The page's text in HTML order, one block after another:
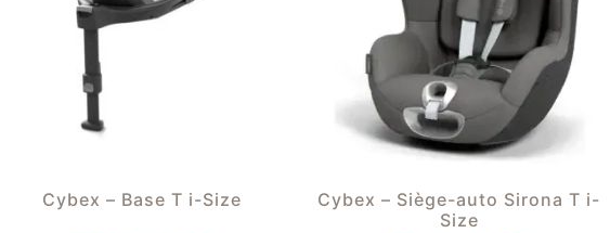
Cybex – Base T i-Size
Cybex – Siège-auto Sirona T i-
Size